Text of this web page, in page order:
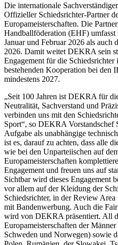
Die internationale
Offizieller Schiedsrichter-Partner
Europameisterschaften. Die
Handballföderation (EHF)
Januar und Februar 2026 als auch
2026. Damit weitet DEKRA sein
Engagement für die
bestehenden Kooperation bei den
mindestens 2027.
„Seit 100 Jahren ist DEKRA für
Neutralität, Sachverstand und
verbinden uns mit den
Sport“, so DEKRA Vorstandschef
Aufgabe als unabhängige
ist es, darauf zu achten, dass alle
wie bei den Unparteiischen auf
Europameisterschaften
Engagement und freuen uns auf
Sichtbar wird dieses Engagement
vor allem auf der Kleidung der
Schiedsrichter, in der Review
mit Bandenwerbung. Auch die
wird von DEKRA präsentiert. All
Europameisterschaften der
Schweden und Norwegen) sowie